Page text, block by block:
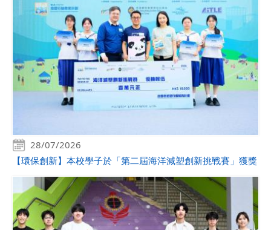
28/07/2026
【環保創新】本校學子於「第二屆海洋減塑創新挑戰賽」獲獎